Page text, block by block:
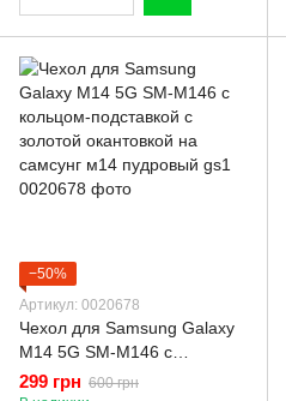
−50%
Артикул: 0020678
Чехол для Samsung Galaxy
M14 5G SM-M146 с
кольцом-подставкой с
299 грн 600 грн